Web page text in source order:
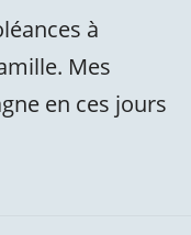
à
Mes
en ces jours